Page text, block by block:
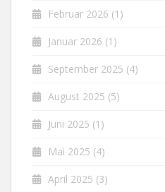
Februar 2026 (1)
Januar 2026 (1)
September 2025 (4)
August 2025 (5)
Juni 2025 (1)
Mai 2025 (4)
April 2025 (3)